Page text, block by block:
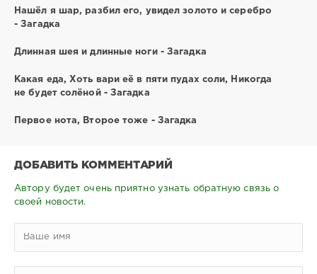
Нашёл я шар, разбил его, увидел золото и серебро
- Загадка
Длинная шея и длинные ноги - Загадка
Какая еда, Хоть вари её в пяти пудах соли, Никогда
не будет солёной - Загадка
Первое нота, Второе тоже - Загадка
ДОБАВИТЬ КОММЕНТАРИЙ
Автору будет очень приятно узнать обратную связь о
своей новости.